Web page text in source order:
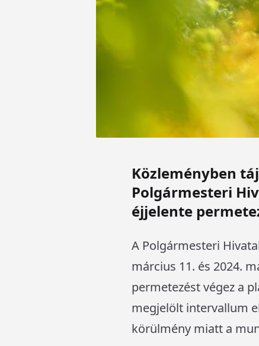
Közleményben
Polgármesteri
éjjelente
A Polgármesteri
március 11. és 2024.
permetezést végez a
megjelölt intervallum
körülmény miatt a